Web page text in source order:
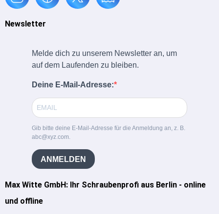
Max Witte GmbH: Ihr Schraubenprofi aus Berlin - online
und offline
Newsletter
Melde dich zu unserem Newsletter an, um
auf dem Laufenden zu bleiben.
Deine E-Mail-Adresse:
Gib bitte deine E-Mail-Adresse für die Anmeldung an, z. B.
abc@xyz.com.
ANMELDEN